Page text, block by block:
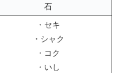
石
・セキ
・シャク
・コク
・いし